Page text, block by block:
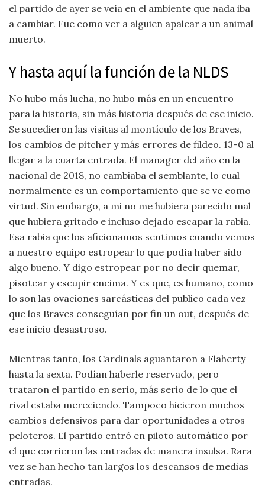
el partido de ayer se veía en el ambiente que nada iba
a cambiar. Fue como ver a alguien apalear a un animal
muerto.
Y hasta aquí la función de la NLDS
No hubo más lucha, no hubo más en un encuentro
para la historia, sin más historia después de ese inicio.
Se sucedieron las visitas al montículo de los Braves,
los cambios de pitcher y más errores de fildeo. 13-0 al
llegar a la cuarta entrada. El manager del año en la
nacional de 2018, no cambiaba el semblante, lo cual
normalmente es un comportamiento que se ve como
virtud. Sin embargo, a mi no me hubiera parecido mal
que hubiera gritado e incluso dejado escapar la rabia.
Esa rabia que los aficionamos sentimos cuando vemos
a nuestro equipo estropear lo que podía haber sido
algo bueno. Y digo estropear por no decir quemar,
pisotear y escupir encima. Y es que, es humano, como
lo son las ovaciones sarcásticas del publico cada vez
que los Braves conseguían por fin un out, después de
ese inicio desastroso.
Mientras tanto, los Cardinals aguantaron a Flaherty
hasta la sexta. Podían haberle reservado, pero
trataron el partido en serio, más serio de lo que el
rival estaba mereciendo. Tampoco hicieron muchos
cambios defensivos para dar oportunidades a otros
peloteros. El partido entró en piloto automático por
el que corrieron las entradas de manera insulsa. Rara
vez se han hecho tan largos los descansos de medias
entradas.